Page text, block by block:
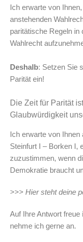
Ich erwarte von
anstehenden
paritätische Regeln in
Wahlrecht
Deshalb: Setzen Sie
Parität ein!
Die Zeit für Parität
Glaubwürdigkeit
Ich erwarte von Ihnen
Steinfurt I – Borken I,
zuzustimmen, wenn
Demokratie braucht
>>> Hier steht deine
Auf Ihre Antwort
nehme ich gerne an.